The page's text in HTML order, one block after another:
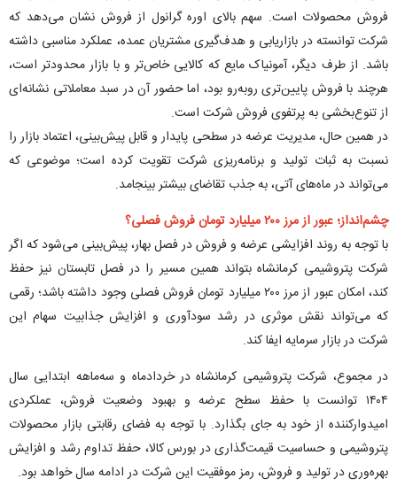
فروش محصولات است. سهم بالای اوره گرانول از فروش نشان می‌دهد که
شرکت توانسته در بازاریابی و هدف‌گیری مشتریان عمده، عملکرد مناسبی داشته
باشد. از طرف دیگر، آمونیاک مایع که کالایی خاص‌تر و با بازار محدودتر است،
هرچند با فروش پایین‌تری روبه‌رو بود، اما حضور آن در سبد معاملاتی نشانه‌ای
از تنوع‌بخشی به پرتفوی فروش شرکت است.
در همین حال، مدیریت عرضه در سطحی پایدار و قابل پیش‌بینی، اعتماد بازار را
نسبت به ثبات تولید و برنامه‌ریزی شرکت تقویت کرده است؛ موضوعی که
می‌تواند در ماه‌های آتی، به جذب تقاضای بیشتر بینجامد.
چشم‌انداز؛ عبور از مرز ۲۰۰ میلیارد تومان فروش فصلی؟
با توجه به روند افزایشی عرضه و فروش در فصل بهار، پیش‌بینی می‌شود که اگر
شرکت پتروشیمی کرمانشاه بتواند همین مسیر را در فصل تابستان نیز حفظ
کند، امکان عبور از مرز ۲۰۰ میلیارد تومان فروش فصلی وجود داشته باشد؛ رقمی
که می‌تواند نقش موثری در رشد سودآوری و افزایش جذابیت سهام این
شرکت در بازار سرمایه ایفا کند.
در مجموع، شرکت پتروشیمی کرمانشاه در خردادماه و سه‌ماهه ابتدایی سال
۱۴۰۴ توانست با حفظ سطح عرضه و بهبود وضعیت فروش، عملکردی
امیدوارکننده از خود به جای بگذارد. با توجه به فضای رقابتی بازار محصولات
پتروشیمی و حساسیت قیمت‌گذاری در بورس کالا، حفظ تداوم رشد و افزایش
بهره‌وری در تولید و فروش، رمز موفقیت این شرکت در ادامه سال خواهد بود.